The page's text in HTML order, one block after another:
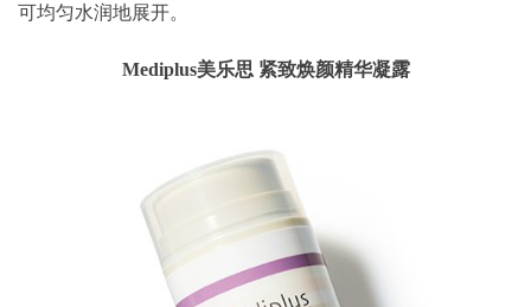
可均匀水润地展开。
Mediplus美乐思 紧致焕颜精华凝露